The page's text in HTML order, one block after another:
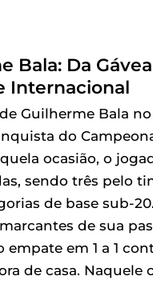
Bala: Da
Internacional
Guilherme Bala
do
ocasião, o
sendo três pelo
de base sub-
de sua
empate em 1 a 1
de casa. Naquele